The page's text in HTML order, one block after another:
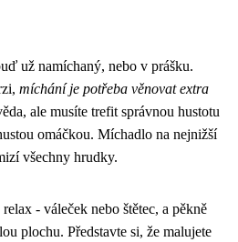
už namíchaný, nebo v prášku.
míchání je potřeba věnovat extra
ale musíte trefit správnou hustotu
omáčkou. Míchadlo na nejnižší
všechny hrudky.
- váleček nebo štětec, a pěkně
plochu. Představte si, že malujete